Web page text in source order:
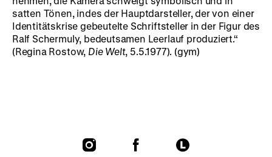
satten Tönen, indes der Hauptdarsteller, der von einer
Identitätskrise gebeutelte Schriftsteller in der Figur des
Ralf Schermuly, bedeutsamen Leerlauf produziert.“
(Regina Rostow, Die Welt, 5.5.1977). (gym)
To
To
To